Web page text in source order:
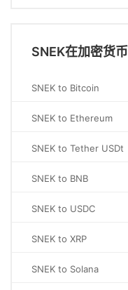
SNEK在加密货币
SNEK to Bitcoin
SNEK to Ethereum
SNEK to Tether USDt
SNEK to BNB
SNEK to USDC
SNEK to XRP
SNEK to Solana